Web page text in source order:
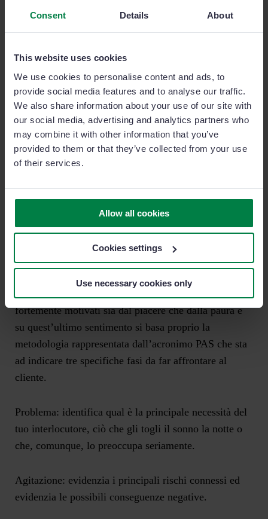
Consent Details About
This website uses cookies
We use cookies to personalise content and ads, to
provide social media features and to analyse our traffic.
We also share information about your use of our site with
our social media, advertising and analytics partners who
may combine it with other information that you’ve
provided to them or that they’ve collected from your use
of their services.
Allow all cookies
Cookies settings
Use necessary cookies only
tutte le domande del caso. Mostrati disponibile e
pronto a supportare ma cerca di mantenere uno stile
comunicativo “asciutto”, con email o conversazioni
e senza dare la sensazione di voler vendere qualcosa a
tutti i costi.
Puoi adottare le migliori strategie di vendita ma se
non saprai sfruttare la tempestività a tuo vantaggio,
competitor e vederti sfuggire un’occasione preziosa!
6) Usa il metodo PAS
Secondo quanto sostenuto dallo psicologo
comportamentale Adam Ferrier, gli esseri umani sono
fortemente motivati sia dal piacere che dalla paura e
su quest’ultimo sentimento si basa proprio la
metodologia rappresentata dall’acronimo PAS che sta
ad indicare tre specifiche fasi da far affrontare al
cliente.
Problema: identifica qual è la principale necessità del
tuo interlocutore, ciò che gli togli il sonno la notte o
che, comunque, lo preoccupa seriamente.
Agitazione: evidenzia i principali rischi connessi ed
evidenzia le possibili conseguenze negative.